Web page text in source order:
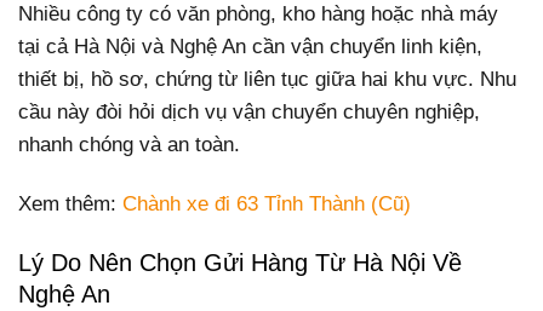
Nhiều công ty có văn phòng, kho hàng hoặc nhà máy
tại cả Hà Nội và Nghệ An cần vận chuyển linh kiện,
thiết bị, hồ sơ, chứng từ liên tục giữa hai khu vực. Nhu
cầu này đòi hỏi dịch vụ vận chuyển chuyên nghiệp,
nhanh chóng và an toàn.
Xem thêm: Chành xe đi 63 Tỉnh Thành (Cũ)
Lý Do Nên Chọn Gửi Hàng Từ Hà Nội Về
Nghệ An